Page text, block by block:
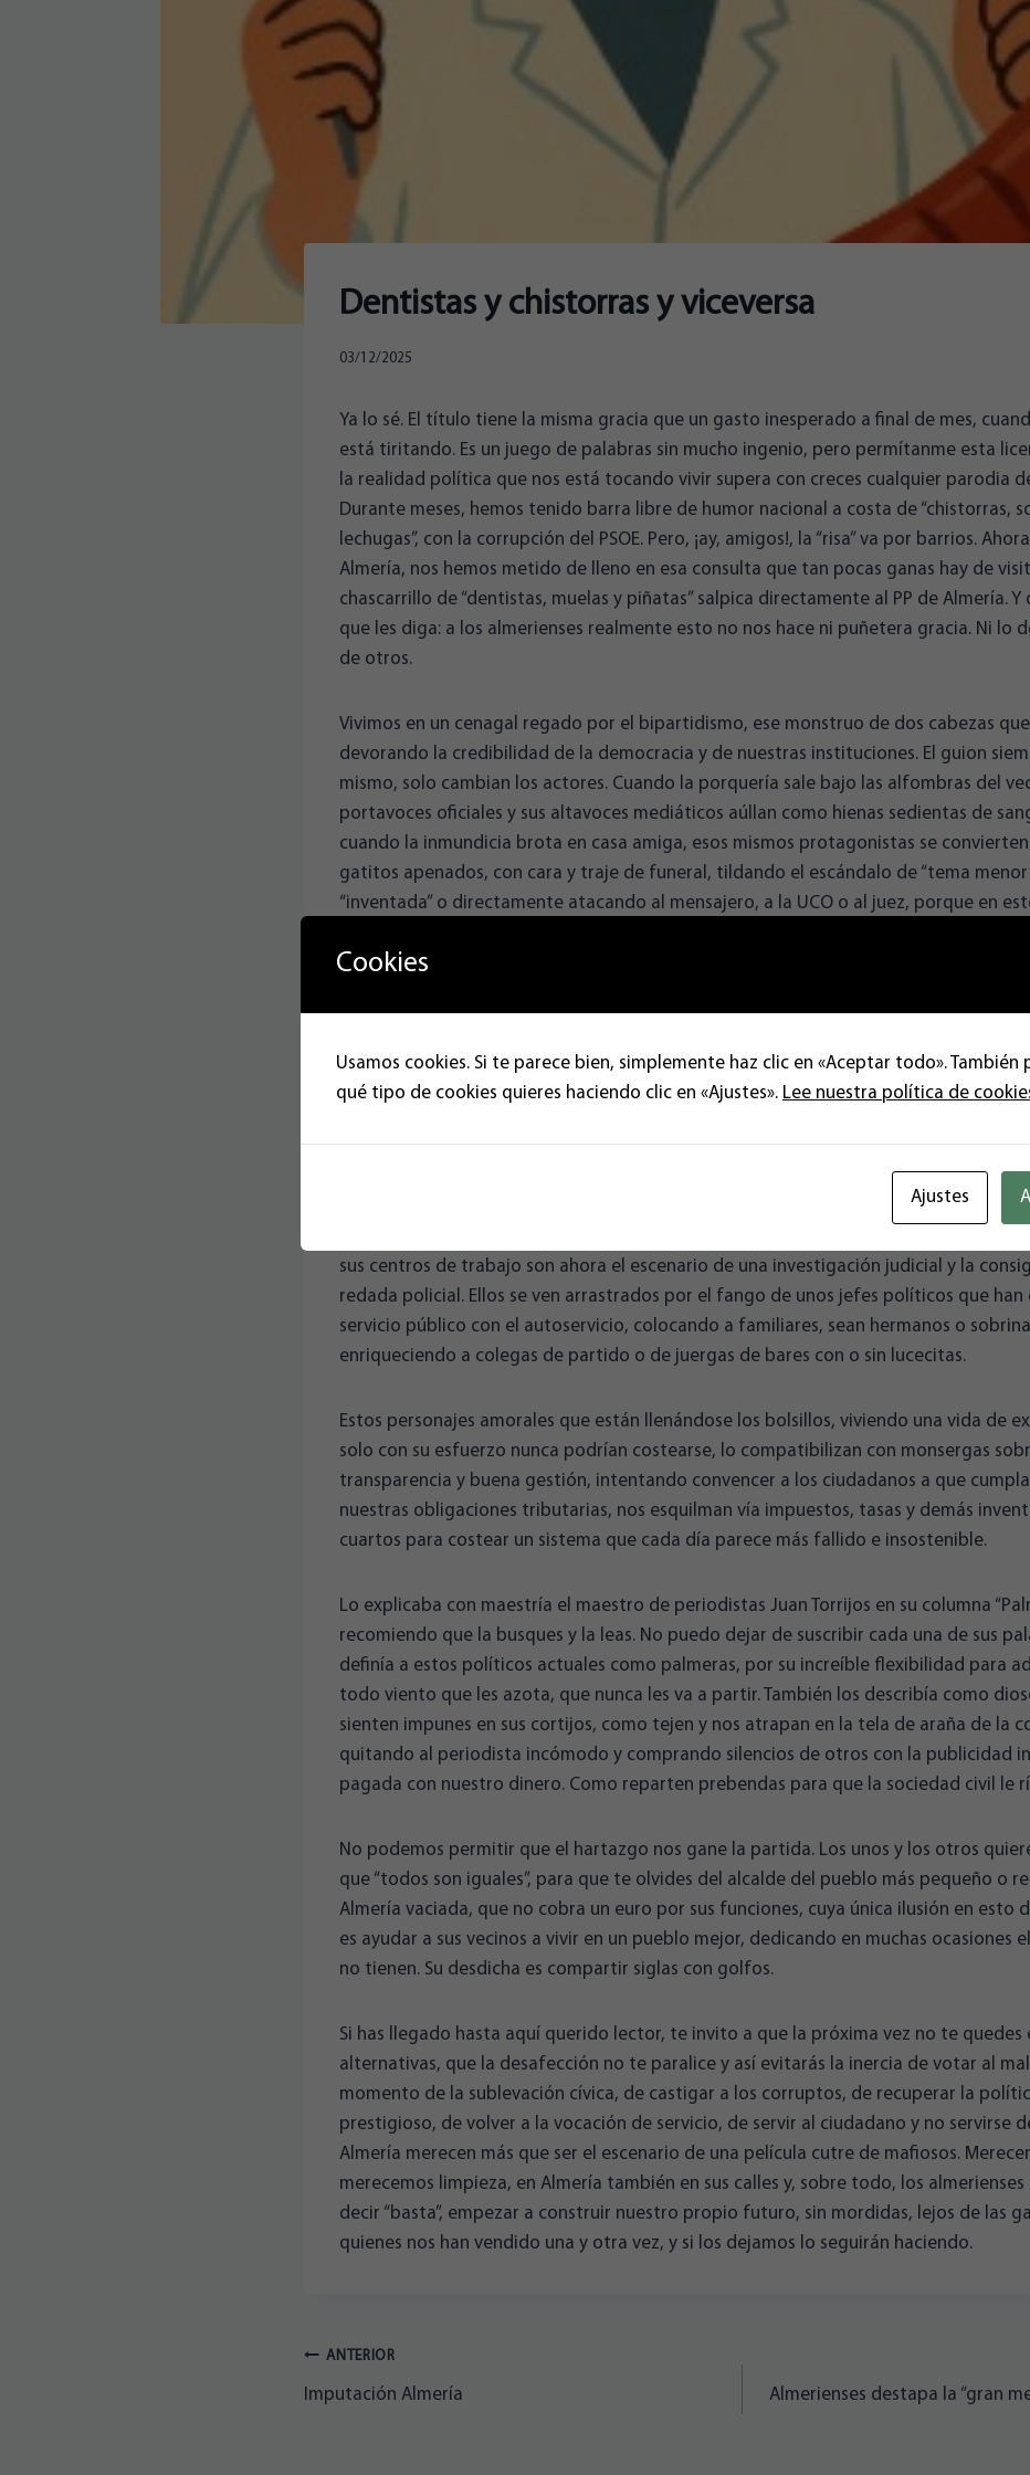
Dentistas y chistorras y viceversa
03/12/2025
Ya lo sé. El título tiene la misma gracia que un gasto inesperado a final de mes,
está tiritando. Es un juego de palabras sin mucho ingenio, pero permítanme esta
la realidad política que nos está tocando vivir supera con creces cualquier parodia
Durante meses, hemos tenido barra libre de humor nacional a costa de “chistorras,
lechugas”, con la corrupción del PSOE. Pero, ¡ay, amigos!, la “risa” va por barrios.
Almería, nos hemos metido de lleno en esa consulta que tan pocas ganas hay de
chascarrillo de “dentistas, muelas y piñatas” salpica directamente al PP de Almería. Y
que les diga: a los almerienses realmente esto no nos hace ni puñetera gracia. Ni lo
de otros.
Vivimos en un cenagal regado por el bipartidismo, ese monstruo de dos cabezas
devorando la credibilidad de la democracia y de nuestras instituciones. El guion
mismo, solo cambian los actores. Cuando la porquería sale bajo las alfombras del
portavoces oficiales y sus altavoces mediáticos aúllan como hienas sedientas de
cuando la inmundicia brota en casa amiga, esos mismos protagonistas se convierten
gatitos apenados, con cara y traje de funeral, tildando el escándalo de “tema
“inventada” o directamente atacando al mensajero, a la UCO o al juez, porque en
cafeteros. Han creado trincheras para los fieles de “corazón”, esos que aún se creen
dientes, defienden lo indefendible, tapándose la nariz mientras aplauden como
turno haga lo que haga, diga lo que diga. No hay más ciego que el que no quiere ver.
Y en medio de este fuego cruzado de chorizos y mordidas, nunca mejor dicho,
víctimas silenciosas a las que desde aquí quiero dirigirme: los honestos trabajadores
Deberíamos empatizar más con ellos, porque son unas personas que viven tan
sus centros de trabajo son ahora el escenario de una investigación judicial y la
redada policial. Ellos se ven arrastrados por el fango de unos jefes políticos que han
servicio público con el autoservicio, colocando a familiares, sean hermanos o
enriqueciendo a colegas de partido o de juergas de bares con o sin lucecitas.
Estos personajes amorales que están llenándose los bolsillos, viviendo una vida de
solo con su esfuerzo nunca podrían costearse, lo compatibilizan con monsergas
transparencia y buena gestión, intentando convencer a los ciudadanos a que
nuestras obligaciones tributarias, nos esquilman vía impuestos, tasas y demás
cuartos para costear un sistema que cada día parece más fallido e insostenible.
Lo explicaba con maestría el maestro de periodistas Juan Torrijos en su columna
recomiendo que la busques y la leas. No puedo dejar de suscribir cada una de sus
definía a estos políticos actuales como palmeras, por su increíble flexibilidad para
todo viento que les azota, que nunca les va a partir. También los describía como
sienten impunes en sus cortijos, como tejen y nos atrapan en la tela de araña de la
quitando al periodista incómodo y comprando silencios de otros con la publicidad
pagada con nuestro dinero. Como reparten prebendas para que la sociedad civil le
No podemos permitir que el hartazgo nos gane la partida. Los unos y los otros
que “todos son iguales”, para que te olvides del alcalde del pueblo más pequeño o
Almería vaciada, que no cobra un euro por sus funciones, cuya única ilusión en esto
es ayudar a sus vecinos a vivir en un pueblo mejor, dedicando en muchas ocasiones
no tienen. Su desdicha es compartir siglas con golfos.
Si has llegado hasta aquí querido lector, te invito a que la próxima vez no te quedes
alternativas, que la desafección no te paralice y así evitarás la inercia de votar al mal
momento de la sublevación cívica, de castigar a los corruptos, de recuperar la
prestigioso, de volver a la vocación de servicio, de servir al ciudadano y no servirse
Almería merecen más que ser el escenario de una película cutre de mafiosos.
merecemos limpieza, en Almería también en sus calles y, sobre todo, los almerienses
decir “basta”, empezar a construir nuestro propio futuro, sin mordidas, lejos de las
quienes nos han vendido una y otra vez, y si los dejamos lo seguirán haciendo.
Navegación
de
ANTERIOR
Imputación Almería
Almerienses destapa la “gran
Cookies
Usamos cookies. Si te parece bien, simplemente haz clic en «Aceptar todo». También
qué tipo de cookies quieres haciendo clic en «Ajustes». Lee nuestra política de
Ajustes